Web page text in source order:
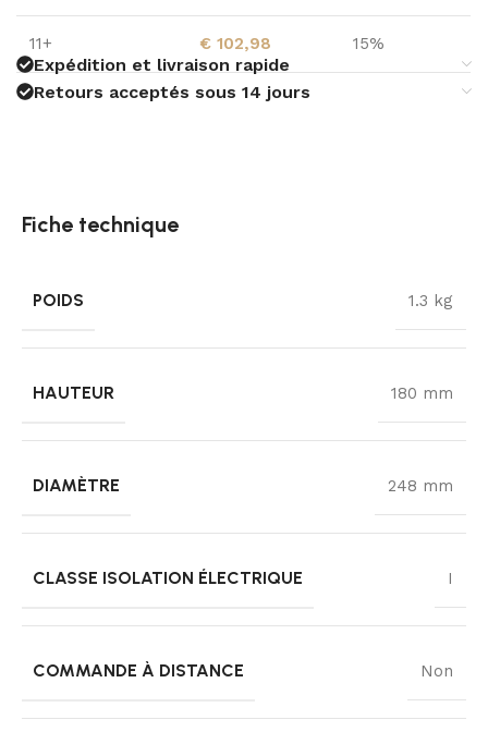
11+ € 102,98 15%
Expédition et livraison rapide
Retours acceptés sous 14 jours
Fiche technique
POIDS 1.3 kg
HAUTEUR 180 mm
DIAMÈTRE 248 mm
CLASSE ISOLATION ÉLECTRIQUE I
COMMANDE À DISTANCE Non